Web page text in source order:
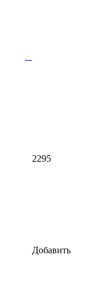
2295
Добавить